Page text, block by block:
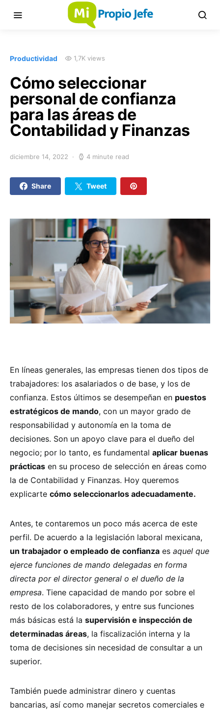
Productividad 1,7K views
Cómo seleccionar
personal de confianza
para las áreas de
Contabilidad y Finanzas
diciembre 14, 2022 4 minute read
Share Tweet
En líneas generales, las empresas tienen dos tipos de
trabajadores: los asalariados o de base, y los de
confianza. Estos últimos se desempeñan en puestos
estratégicos de mando, con un mayor grado de
responsabilidad y autonomía en la toma de
decisiones. Son un apoyo clave para el dueño del
negocio; por lo tanto, es fundamental aplicar buenas
prácticas en su proceso de selección en áreas como
la de Contabilidad y Finanzas. Hoy queremos
explicarte cómo seleccionarlos adecuadamente.
Antes, te contaremos un poco más acerca de este
perfil. De acuerdo a la legislación laboral mexicana,
un trabajador o empleado de confianza es aquel que
ejerce funciones de mando delegadas en forma
directa por el director general o el dueño de la
empresa. Tiene capacidad de mando por sobre el
resto de los colaboradores, y entre sus funciones
más básicas está la supervisión e inspección de
determinadas áreas, la fiscalización interna y la
toma de decisiones sin necesidad de consultar a un
superior.
También puede administrar dinero y cuentas
bancarias, así como manejar secretos comerciales e